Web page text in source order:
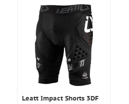
Leatt Impact Shorts 3DF